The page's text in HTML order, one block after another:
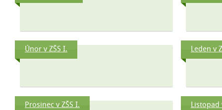
Únor v ZŠS I. Leden v
Prosinec v ZŠS I. Listopad